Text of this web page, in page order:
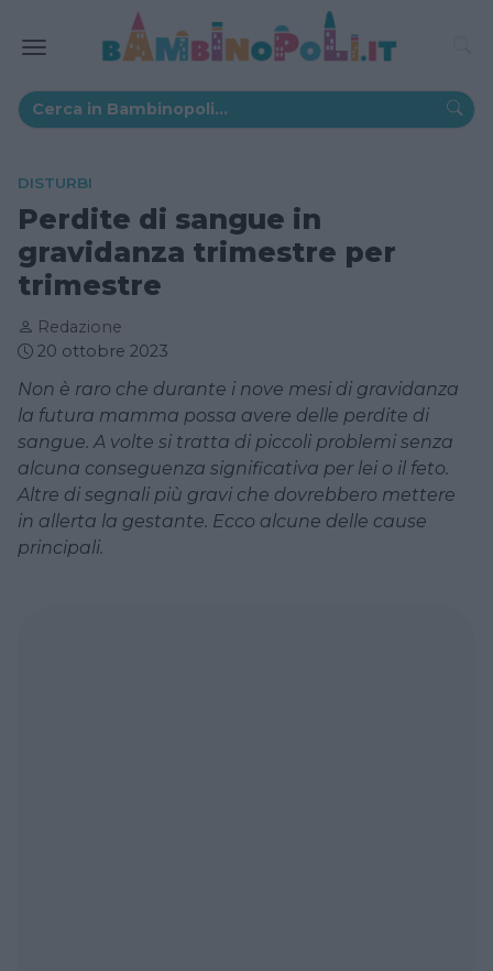
DISTURBI
Perdite di sangue in
gravidanza trimestre per
trimestre
Redazione
20 ottobre 2023
Non è raro che durante i nove mesi di gravidanza
la futura mamma possa avere delle perdite di
sangue. A volte si tratta di piccoli problemi senza
alcuna conseguenza significativa per lei o il feto.
Altre di segnali più gravi che dovrebbero mettere
in allerta la gestante. Ecco alcune delle cause
principali.